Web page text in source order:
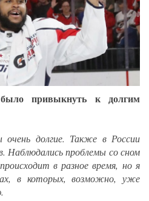
привыкнуть к долгим
долгие. Также в России
Наблюдались проблемы со сном
в разное время, но я
в которых, возможно, уже